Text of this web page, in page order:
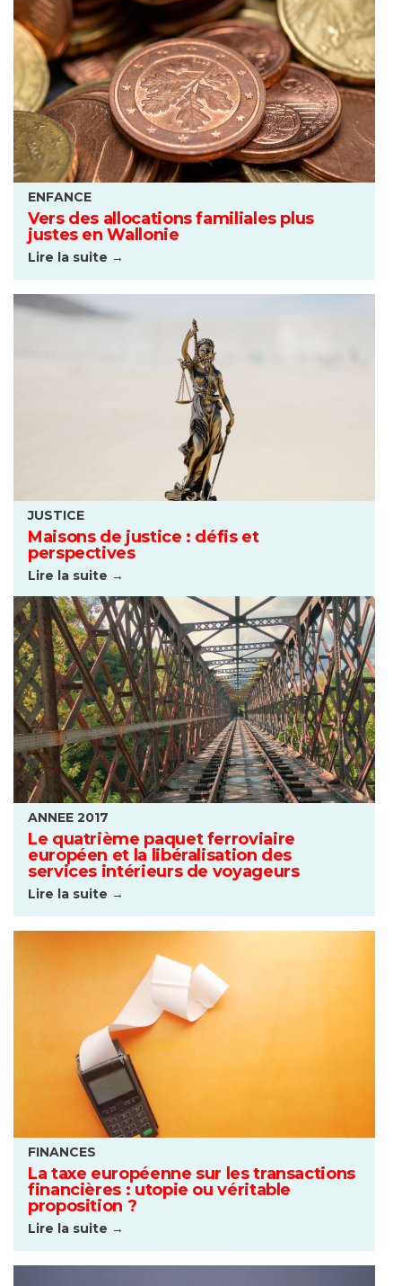
ENFANCE
Vers des allocations familiales plus
justes en Wallonie
Lire la suite →
JUSTICE
Maisons de justice : défis et
perspectives
Lire la suite →
ANNEE 2017
Le quatrième paquet ferroviaire
européen et la libéralisation des
services intérieurs de voyageurs
Lire la suite →
FINANCES
La taxe européenne sur les transactions
financières : utopie ou véritable
proposition ?
Lire la suite →